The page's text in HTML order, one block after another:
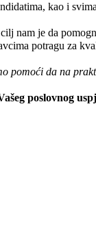
kao i
nam je da
potragu za
pomoći da na
poslovnog